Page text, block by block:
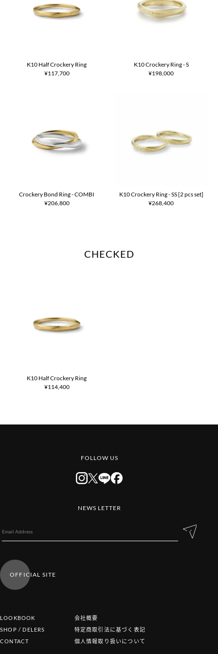
K10 Half Crockery Ring
¥117,700
K10 Crockery Ring - S
¥198,000
Crockery Bond Ring - COMBI
¥206,800
K10 Crockery Ring - SS [2 pcs set]
¥268,400
CHECKED
K10 Half Crockery Ring
¥114,400
FOLLOW US
NEWS LETTER
OFFICIAL SITE
LOOKBOOK
SHOP / DELERS
CONTACT
会社概要
特定商取引法に基づく表記
個人情報取り扱いについて